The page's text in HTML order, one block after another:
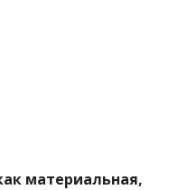
материальная,